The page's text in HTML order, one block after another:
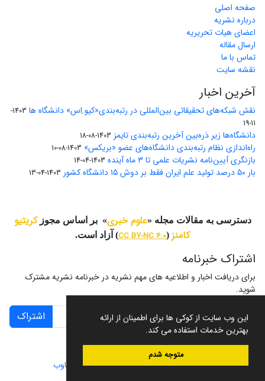
این وب سایت از کوکی ها برای اطمینان از ارائه
بهترین خدمات استفاده می کند.
متوجه شدم
صفحه اصلی
درباره نشریه
اعضای هیات تحریریه
ارسال مقاله
تماس با ما
نقشه سایت
آخرین اخبار
نقش شبکه‌های تحقیقاتی بین‌المللی در رتبه‌بندی«کیو.اِس» دانشگاه ها
1403-
11-19
دانشگاه‌ها زیر ذره‌بین آخرین رتبه‌بندی تایمز 1403-08-18
راه‌اندازی نظام رتبه‌بندی دانشگاه‌‌های عضو «بریکس» 1403-08-10
بازنگری آیین‌نامه نشریات علمی تا ۳ ماه آینده 1403-04-14
بار ۵۰ درصد تولید علم ایران فقط بر دوش ۱۵ دانشگاه کشور 1403-04-13
دسترسی به مقالات مجله «علوم خبری» بر اساس مجوزکریتیو
کامنز (
CC BY-NC 4.0) آزاد است.
اشتراک خبرنامه
برای دریافت اخبار و اطلاعیه های مهم نشریه در خبرنامه نشریه مشترک
شوید.
اشتراک
سامانه مدیریت نشریات علمی.طراحی و پیاده سازی از سیناوب